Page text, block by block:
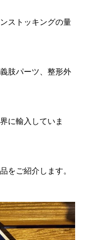
ストッキングの量
肢パーツ、整形外
に輸入していま
をご紹介します。